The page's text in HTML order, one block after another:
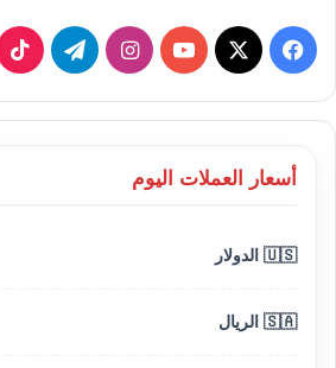
فيسبوك
‫X
‫YouTubeانستقرامتيلقرام
أسعار العملات اليوم
🇺🇸 الدولار
🇸🇦 الريال